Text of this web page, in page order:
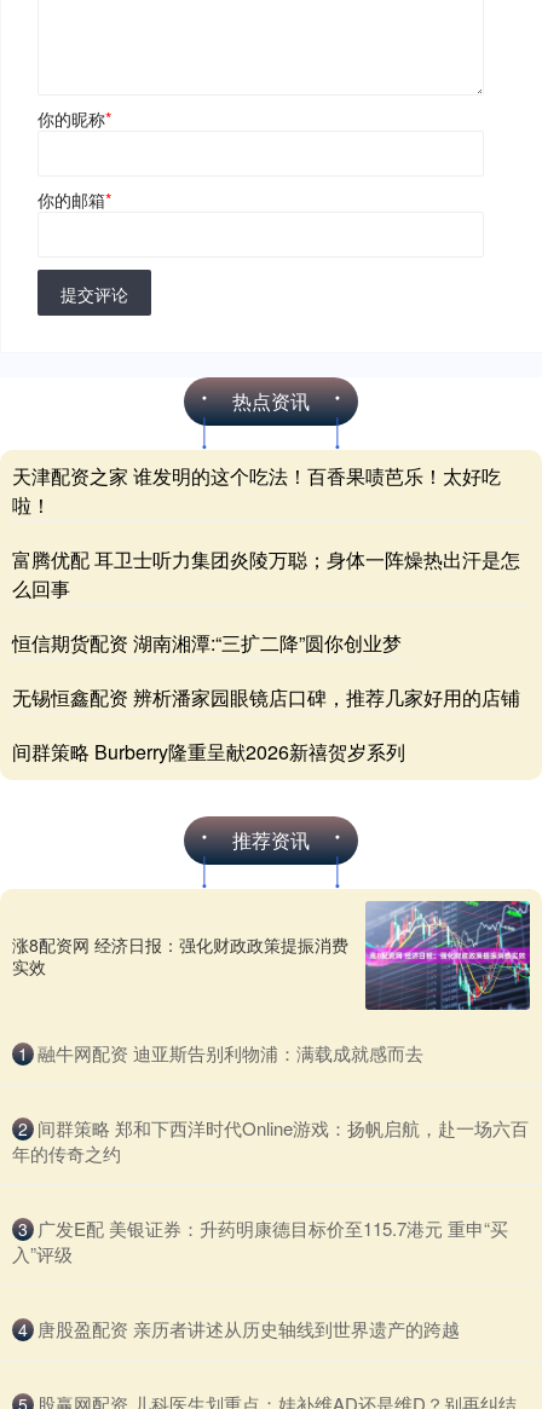
你的昵称*
你的邮箱*
提交评论
热点资讯
天津配资之家 谁发明的这个吃法！百香果啧芭乐！太好吃
啦！
富腾优配 耳卫士听力集团炎陵万聪；身体一阵燥热出汗是怎
么回事
恒信期货配资 湖南湘潭:“三扩二降”圆你创业梦
无锡恒鑫配资 辨析潘家园眼镜店口碑，推荐几家好用的店铺
间群策略 Burberry隆重呈献2026新禧贺岁系列
推荐资讯
涨8配资网 经济日报：强化财政政策提振消费
实效
1 ​融牛网配资 迪亚斯告别利物浦：满载成就感而去
2 ​间群策略 郑和下西洋时代Online游戏：扬帆启航，赴一场六百
年的传奇之约
3 ​广发E配 美银证券：升药明康德目标价至115.7港元 重申“买
入”评级
4 ​唐股盈配资 亲历者讲述从历史轴线到世界遗产的跨越
​股赢网配资 儿科医生划重点：娃补维AD还是维D？别再纠结